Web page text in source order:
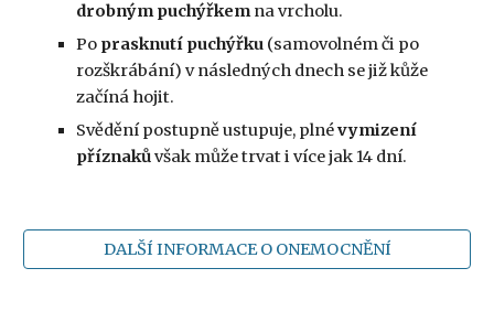
drobným puchýřkemna vrcholu.
Po prasknutí puchýřku (samovolném či po
rozškrábání) v následných dnech se již kůže
začíná hojit.
Svědění postupně ustupuje, plnévymizení
příznakůvšak může trvat i více jak 14 dní.
DALŠÍ INFORMACE O ONEMOCNĚNÍ